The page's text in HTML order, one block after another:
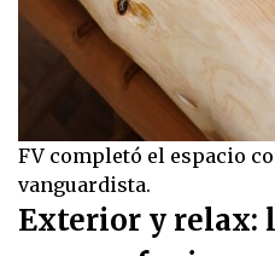
FV completó el espacio
vanguardista.
Exterior y relax: